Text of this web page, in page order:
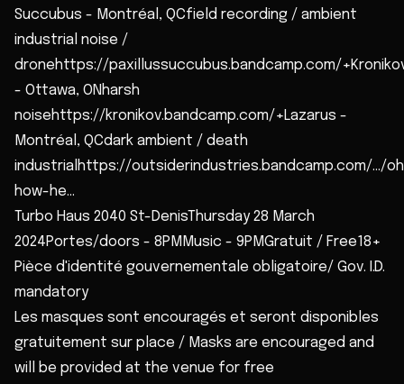
Succubus - Montréal, QCfield recording / ambient
industrial noise /
dronehttps://paxillussuccubus.bandcamp.com/
- Ottawa, ONharsh
noisehttps://kronikov.bandcamp.com/+Lazarus -
Montréal, QCdark ambient / death
industrialhttps://outsiderindustries.bandcamp.com/.../
how-he...
Turbo Haus 2040 St-DenisThursday 28 March
2024Portes/doors - 8PMMusic - 9PMGratuit / Free18+
Pièce d'identité gouvernementale obligatoire/ Gov. I.D.
mandatory
Les masques sont encouragés et seront disponibles
gratuitement sur place / Masks are encouraged and
will be provided at the venue for free